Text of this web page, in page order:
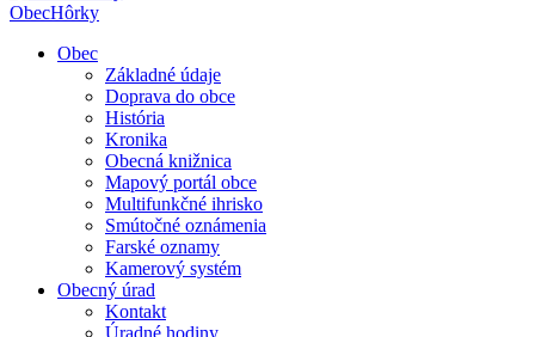
ObecHôrky
Obec
Základné údaje
Doprava do obce
História
Kronika
Obecná knižnica
Mapový portál obce
Multifunkčné ihrisko
Smútočné oznámenia
Farské oznamy
Kamerový systém
Obecný úrad
Kontakt
Úradné hodiny